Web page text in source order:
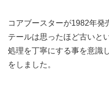
コアブースターが1982年発
テールは思ったほど古いと
処理を丁寧にする事を意識
をしました。